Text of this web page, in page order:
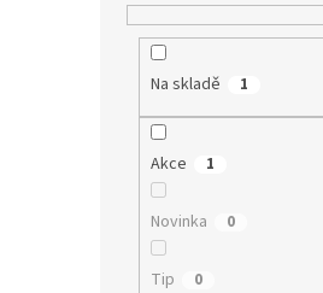
Na skladě 1
Akce 1
Novinka 0
Tip 0